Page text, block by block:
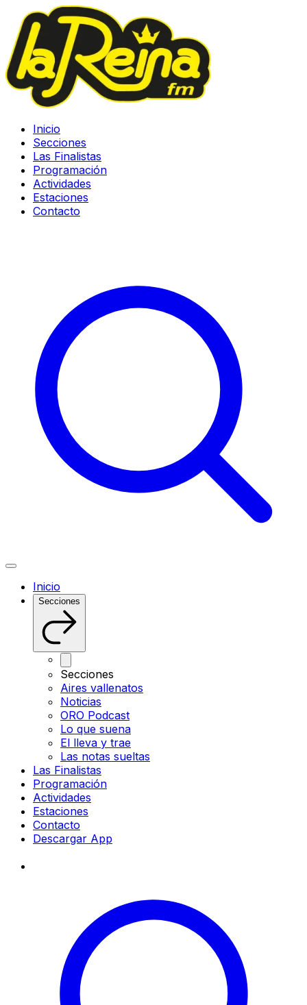
Inicio
Secciones
Las Finalistas
Programación
Actividades
Estaciones
Contacto
Inicio
Secciones
Secciones
Aires vallenatos
Noticias
ORO Podcast
Lo que suena
El lleva y trae
Las notas sueltas
Las Finalistas
Programación
Actividades
Estaciones
Contacto
Descargar App